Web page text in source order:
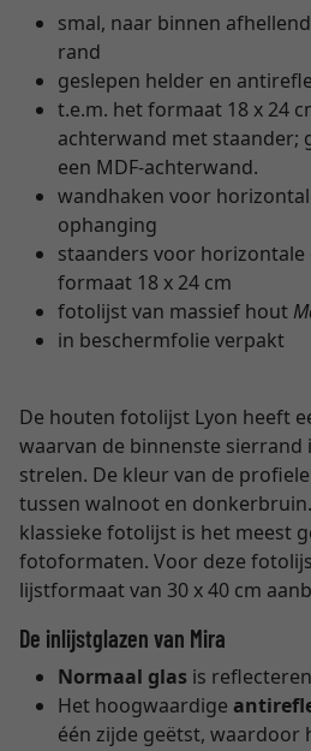
smal, naar binnen
rand
geslepen helder en
t.e.m. het formaat 18 x 24
achterwand met
een MDF-achterwand.
wandhaken voor
ophanging
staanders voor horizontale
formaat 18 x 24 cm
fotolijst van massief hout
in beschermfolie verpakt
De houten fotolijst Lyon heeft
waarvan de binnenste
strelen. De kleur van de
tussen walnoot en
klassieke fotolijst is het meest
fotoformaten. Voor deze
lijstformaat van 30 x 40 cm
De inlijstglazen van Mira
Normaal glas is
Het hoogwaardige
één zijde geëtst, waardoor